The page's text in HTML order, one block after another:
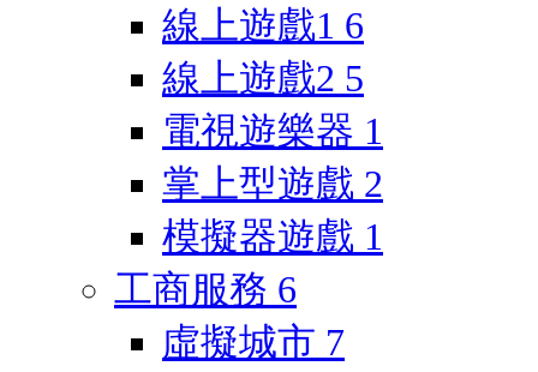
線上遊戲1 6
線上遊戲2 5
電視遊樂器 1
掌上型遊戲 2
模擬器遊戲 1
工商服務 6
虛擬城市 7